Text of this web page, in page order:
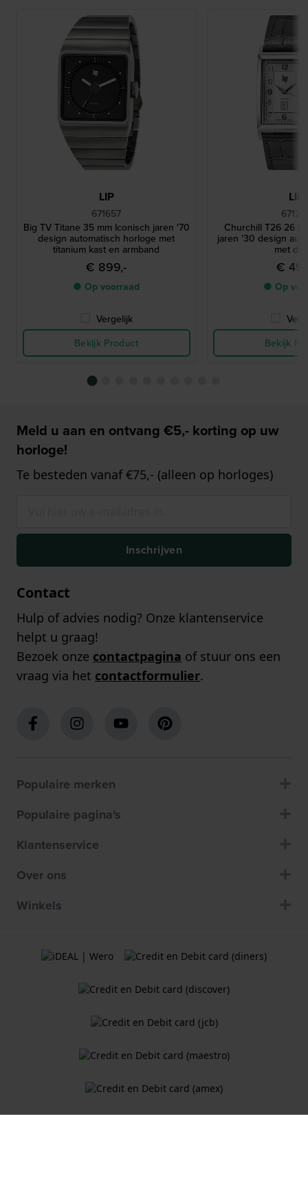
LIP
671657
Big TV Titane 35 mm Iconisch jaren '70
design automatisch horloge met
titanium kast en armband
€ 899,-
● Op voorraad
Vergelijk
Bekijk Product
LIP
Churchill T26 26
jaren '30 design
met
€
● Op
Bekijk
Meld u aan en ontvang €5,- korting op uw
horloge!
Te besteden vanaf €75,- (alleen op horloges)
Inschrijven
Contact
Hulp of advies nodig? Onze klantenservice
helpt u graag!
Bezoek onze contactpagina of stuur ons een
vraag via het contactformulier.
Populaire merken
Populaire pagina's
Klantenservice
Over ons
Winkels